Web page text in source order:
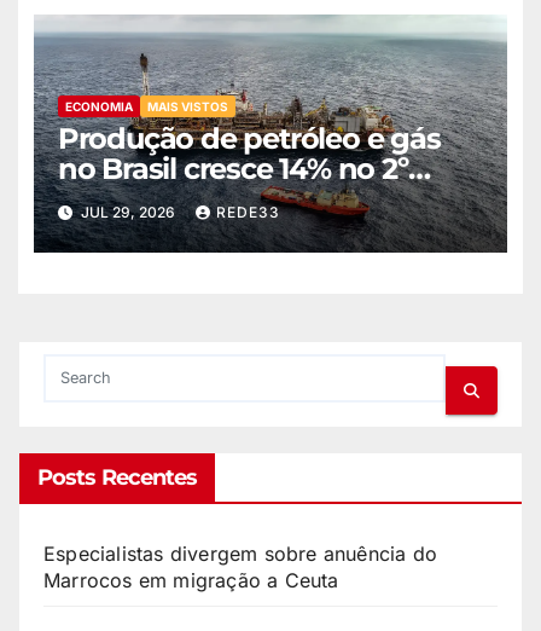
ECONOMIA MAIS VISTOS
Produção de petróleo e gás
no Brasil cresce 14% no 2º
trimestre
JUL 29, 2026 REDE33
Posts Recentes
Especialistas divergem sobre anuência do
Marrocos em migração a Ceuta